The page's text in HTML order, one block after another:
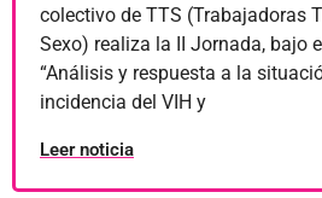
colectivo de TTS (Trabajadoras
Sexo) realiza la II Jornada, bajo
“Análisis y respuesta a la
incidencia del VIH y
Leer noticia